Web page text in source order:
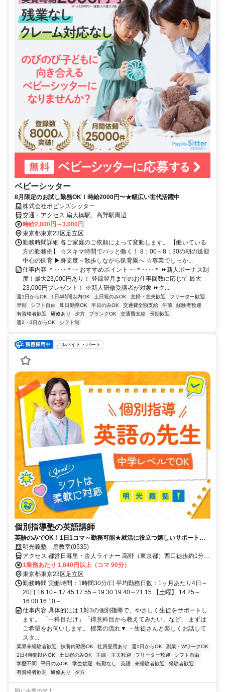
ベビーシッター
8月限定のお試し勤務OK！時給2000円〜★幅広い世代活躍中
株式会社ポピンズシッター
交通・アクセス 扇大橋駅、高野駅周辺
時給2,000円～3,000円
東京都東京23区足立区
勤務時間詳細 各ご家庭のご依頼によって変動します。 【働いている
方の勤務例】 ☆スキマ時間でパッと働く！ 8：00～8：30の朝の送迎
中心の保育 ▶身支度～散歩しながら保育園へ ☆専業でしっか...
仕事内容 ＊‥‥＊‥ おすすめポイント ‥＊‥‥＊ ⏩新人ボーナス制
度！最大23,000円あり！ 登録翌月までのお仕事回数に応じて 最大
23,000円プレゼント！ ※新人研修受講者が対象 ⏩ク...
週1日からOK 1日4時間以内OK 土日祝のみOK 主婦・主夫歓迎
フリーター歓迎
早朝
シフト自由 即日勤務OK 平日のみOK 交通費全額支給 午前
経験者歓迎
有資格者歓迎
研修あり 夕方 ブランクOK 交通費支給
長期歓迎
週2・3日からOK
シフト制
アルバイト・パート
個別指導塾の英語講師
英語のみでOK！1日1コマ～勤務可能★就活に役立つ嬉しいサポートも
◎ミドル・シニアも活躍中
明光義塾 扇教室(0535)
アクセス 都営日暮里・舎人ライナー 高野（東京都）西口徒歩約1分、
都営日暮里・舎人ライナー 扇大橋東口徒歩約7分、都営日暮里・舎人
ライナー 江北（東京都）東口徒歩約7分
1業務あたり 1,840円以上（コマ 90分）
東京都東京23区足立区
勤務時間 実働時間：1時間30分/日 平均勤務日数：1ヶ月あたり4日～
20日 16:10～17:45 17:55～19:30 19:40～21:15 【土曜】 14:25～
16:00 16:10～...
仕事内容 具体的には 1対3の個別指導で、やさしく生徒をサポートし
ます。 「一科目だけ」「得意科目から教えてみたい」など、 まずは
ご希望をお伺いします。 授業の流れ▼ ・生徒さんと楽しくお話して
スタ...
業界未経験者歓迎 扶養内勤務OK 社員登用あり 週1日からOK
副業・WワークOK
1日4時間以内OK
土日祝のみOK 主婦・主夫歓迎 フリーター歓迎
シフト自由
学歴不問
平日のみOK 学生歓迎 転勤なし 英語 未経験者歓迎
経験者歓迎
有資格者歓迎
研修あり 夕方